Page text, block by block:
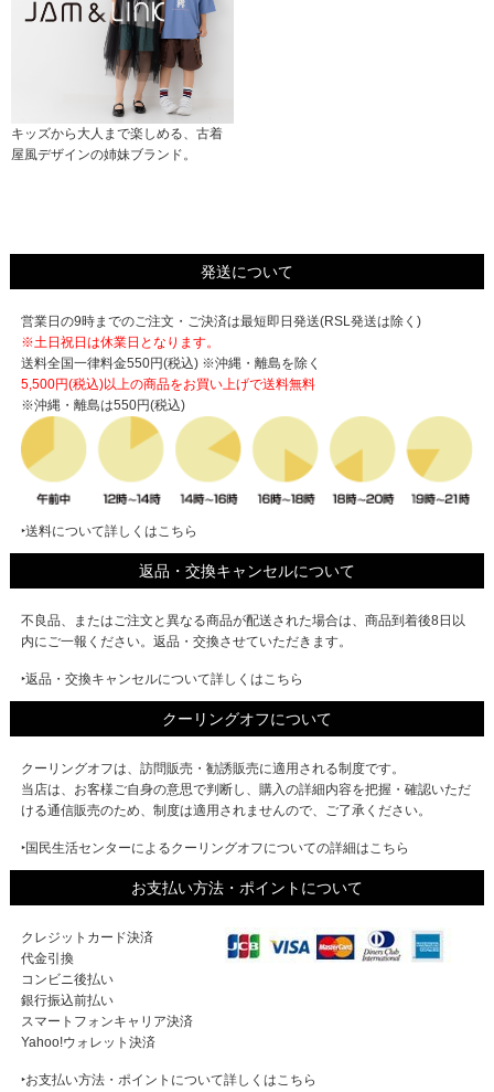
キッズから大人まで楽しめる、古着
屋風デザインの姉妹ブランド。
発送について
営業日の9時までのご注文・ご決済は最短即日発送(RSL発送は除く)
※土日祝日は休業日となります。
送料全国一律料金550円(税込) ※沖縄・離島を除く
5,500円(税込)以上の商品をお買い上げで送料無料
※沖縄・離島は550円(税込)
‣送料について詳しくはこちら
返品・交換キャンセルについて
不良品、またはご注文と異なる商品が配送された場合は、商品到着後8日以
内にご一報ください。返品・交換させていただきます。
‣返品・交換キャンセルについて詳しくはこちら
クーリングオフについて
クーリングオフは、訪問販売・勧誘販売に適用される制度です。
当店は、お客様ご自身の意思で判断し、購入の詳細内容を把握・確認いただ
ける通信販売のため、制度は適用されませんので、ご了承ください。
‣国民生活センターによるクーリングオフについての詳細はこちら
お支払い方法・ポイントについて
クレジットカード決済
代金引換
コンビニ後払い
銀行振込前払い
スマートフォンキャリア決済
Yahoo!ウォレット決済
‣お支払い方法・ポイントについて詳しくはこちら